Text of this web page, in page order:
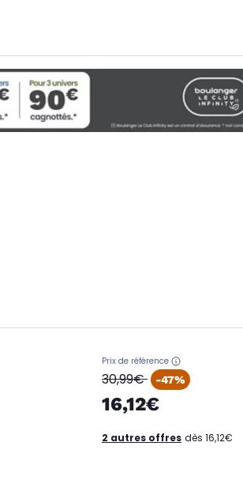
Prix de référence
oldPrice
30,99€ -47%
16,12€
2 autres offres dès 16,12€